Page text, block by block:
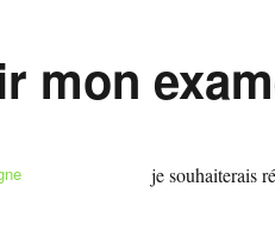
mon
je souhaiterais